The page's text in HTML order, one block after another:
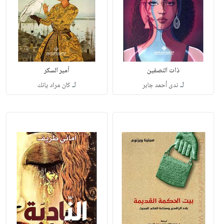
ذات النصفين
لـ ندى أحمد جابر
أمير السكر
لـكان مراد يانك